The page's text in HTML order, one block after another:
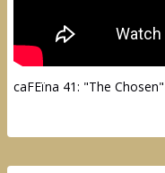
caFEïna 41: "The